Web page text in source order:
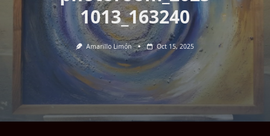
1013_163240
Amarillo Limón Oct 15, 2025